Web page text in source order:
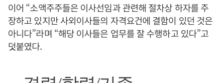
이어 “소액주주들은 이사선임과 관련해 절차상 하자를 주
장하고 있지만 사외이사들의 자격요건에 결함이 있던 것은
아니다”라며 “해당 이사들은 업무를 잘 수행하고 있다”고
덧붙였다.